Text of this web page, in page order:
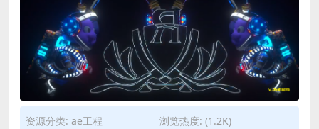
资源分类: ae工程 浏览热度: (1.2K)